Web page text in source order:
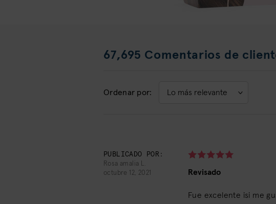
67,695 Comentarios de
Ordenar por:
Sort
PUBLICADO POR:
Rosa amalia L.
octubre 12, 2021
Revisado
Fue excelente isi me